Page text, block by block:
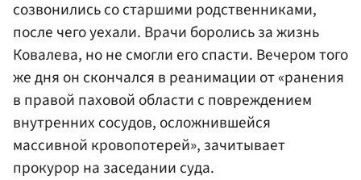
созвонились со старшими родственниками,
после чего уехали. Врачи боролись за жизнь
Ковалева, но не смогли его спасти. Вечером того
же дня он скончался в реанимации от «ранения
в правой паховой области с повреждением
внутренних сосудов, осложнившейся
массивной кровопотерей», зачитывает
прокурор на заседании суда.